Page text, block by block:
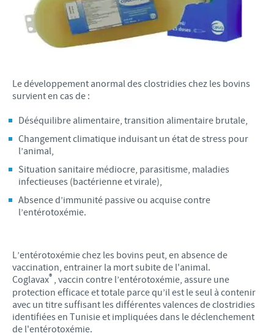
Le développement anormal des clostridies chez les bovins
survient en cas de :
Déséquilibre alimentaire, transition alimentaire brutale,
Changement climatique induisant un état de stress pour
l’animal,
Situation sanitaire médiocre, parasitisme, maladies
infectieuses (bactérienne et virale),
Absence d’immunité passive ou acquise contre
l’entérotoxémie.
L’entérotoxémie chez les bovins peut, en absence de
vaccination, entrainer la mort subite de l'animal.
Coglavax® , vaccin contre l’entérotoxémie, assure une
protection efficace et totale parce qu’il est le seul à contenir
avec un titre suffisant les différentes valences de clostridies
identifiées en Tunisie et impliquées dans le déclenchement
de l'entérotoxémie.